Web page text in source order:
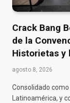
Crack Bang
de la
Historietas y
agosto 8, 2026
Consolidado
Latinoamérica, y